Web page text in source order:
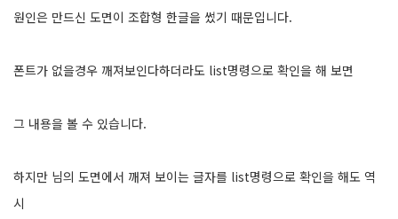
원인은 만드신 도면이 조합형 한글을 썼기 때문입니다.
폰트가 없을경우 깨져보인다하더라도 list명령으로 확인을 해 보면
그 내용을 볼 수 있습니다.
하지만 님의 도면에서 깨져 보이는 글자를 list명령으로 확인을 해도 역
시